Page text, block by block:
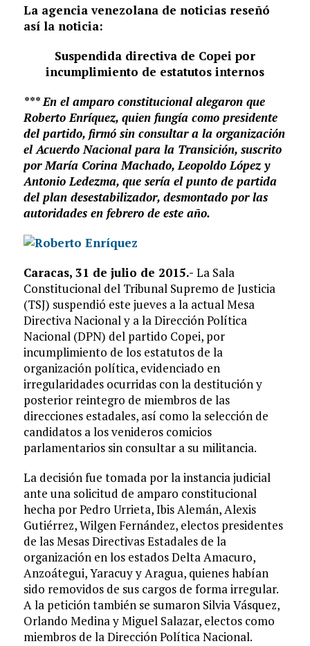
La agencia venezolana de noticias reseñó
así la noticia:
Suspendida directiva de Copei por
incumplimiento de estatutos internos
*** En el amparo constitucional alegaron que
Roberto Enríquez, quien fungía como presidente
del partido, firmó sin consultar a la organización
el Acuerdo Nacional para la Transición, suscrito
por María Corina Machado, Leopoldo López y
Antonio Ledezma, que sería el punto de partida
del plan desestabilizador, desmontado por las
autoridades en febrero de este año.
Caracas, 31 de julio de 2015.- La Sala
Constitucional del Tribunal Supremo de Justicia
(TSJ) suspendió este jueves a la actual Mesa
Directiva Nacional y a la Dirección Política
Nacional (DPN) del partido Copei, por
incumplimiento de los estatutos de la
organización política, evidenciado en
irregularidades ocurridas con la destitución y
posterior reintegro de miembros de las
direcciones estadales, así como la selección de
candidatos a los venideros comicios
parlamentarios sin consultar a su militancia.
La decisión fue tomada por la instancia judicial
ante una solicitud de amparo constitucional
hecha por Pedro Urrieta, Ibis Alemán, Alexis
Gutiérrez, Wilgen Fernández, electos presidentes
de las Mesas Directivas Estadales de la
organización en los estados Delta Amacuro,
Anzoátegui, Yaracuy y Aragua, quienes habían
sido removidos de sus cargos de forma irregular.
A la petición también se sumaron Silvia Vásquez,
Orlando Medina y Miguel Salazar, electos como
miembros de la Dirección Política Nacional.